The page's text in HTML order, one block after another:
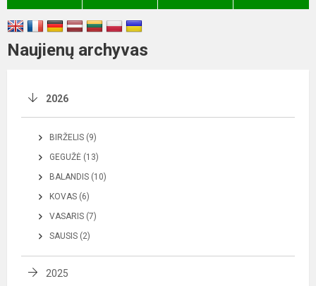
Naujienų archyvas
2026
BIRŽELIS (9)
GEGUŽĖ (13)
BALANDIS (10)
KOVAS (6)
VASARIS (7)
SAUSIS (2)
2025